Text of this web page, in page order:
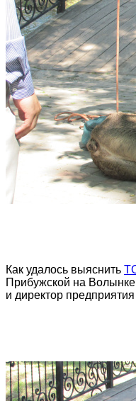
Как удалось выяснить
Прибужской на
и директор предприятия